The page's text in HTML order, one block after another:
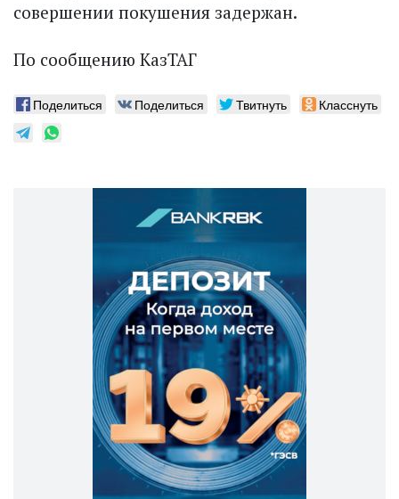
совершении покушения задержан.
По сообщению КазТАГ
Поделиться Поделиться Твитнуть Класснуть